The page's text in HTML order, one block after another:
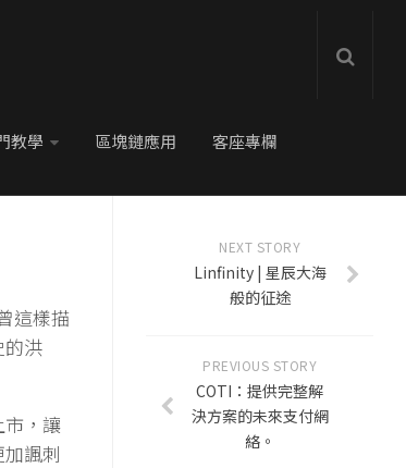
教學 區塊鏈應用 客座專欄
這樣描
的洪
，讓
諷刺
NEXT STORY
Linfinity | 星辰大海
般的征途
PREVIOUS STORY
COTI：提供完整解
決方案的未來支付網
絡。